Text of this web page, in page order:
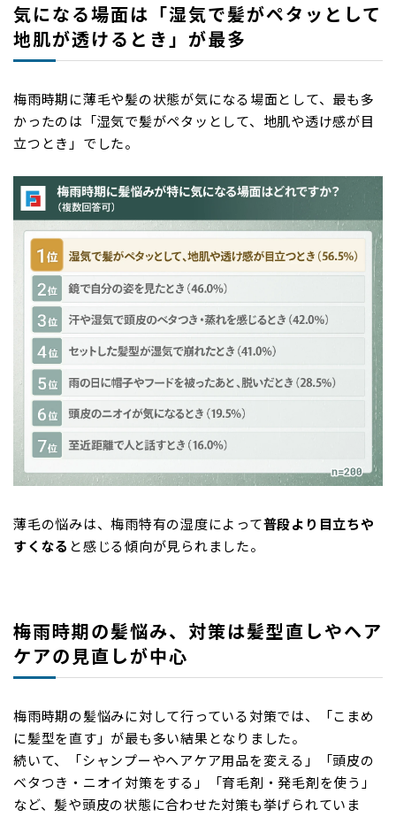
気になる場面は「湿気で髪がペタッとして
地肌が透けるとき」が最多
梅雨時期に薄毛や髪の状態が気になる場面として、最も多
かったのは「湿気で髪がペタッとして、地肌や透け感が目
立つとき」でした。
薄毛の悩みは、梅雨特有の湿度によって普段より目立ちや
すくなる と感じる傾向が見られました。
梅雨時期の髪悩み、対策は髪型直しやヘア
ケアの見直しが中心
梅雨時期の髪悩みに対して行っている対策では、「こまめ
に髪型を直す」が最も多い結果となりました。
続いて、「シャンプーやヘアケア用品を変える」「頭皮の
ベタつき・ニオイ対策をする」「育毛剤・発毛剤を使う」
など、髪や頭皮の状態に合わせた対策も挙げられていま